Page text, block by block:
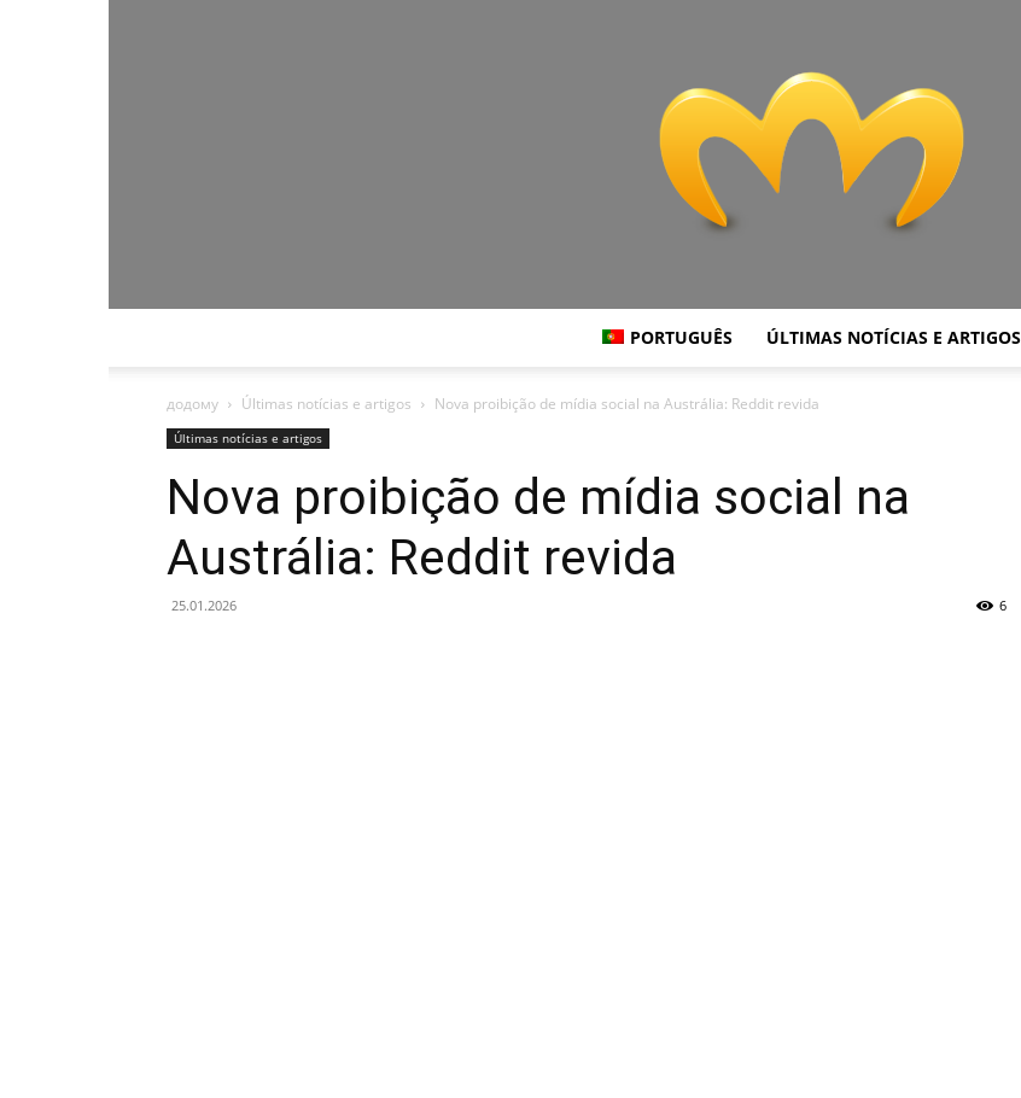
PORTUGUÊS ÚLTIMAS NOTÍCIAS E ARTIGOS
додому Últimas notícias e artigos Nova proibição de mídia social na Austrália: Reddit revida
Últimas notícias e artigos
Nova proibição de mídia social na
Austrália: Reddit revida
25.01.2026 6